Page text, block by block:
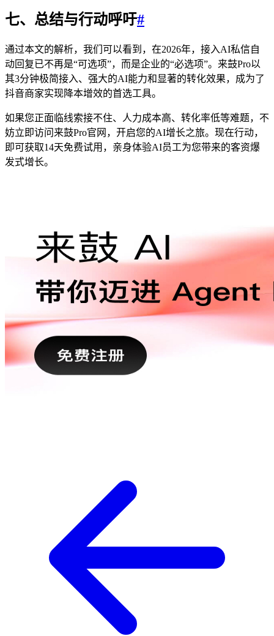
七、总结与行动呼吁#
通过本文的解析，我们可以看到，在2026年，接入AI私信自
动回复已不再是“可选项”，而是企业的“必选项”。来鼓Pro以
其3分钟极简接入、强大的AI能力和显著的转化效果，成为了
抖音商家实现降本增效的首选工具。
如果您正面临线索接不住、人力成本高、转化率低等难题，不
妨立即访问来鼓Pro官网，开启您的AI增长之旅。现在行动，
即可获取14天免费试用，亲身体验AI员工为您带来的客资爆
发式增长。